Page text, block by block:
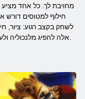
מחויבת לך. כל אחד
חילוף למטוסים דורש
לשחק בקצב רגוע: ציור,